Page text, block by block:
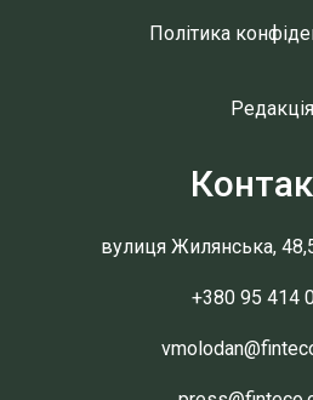
Політика
Редакція
вулиця Жилянська,
+380 95 414